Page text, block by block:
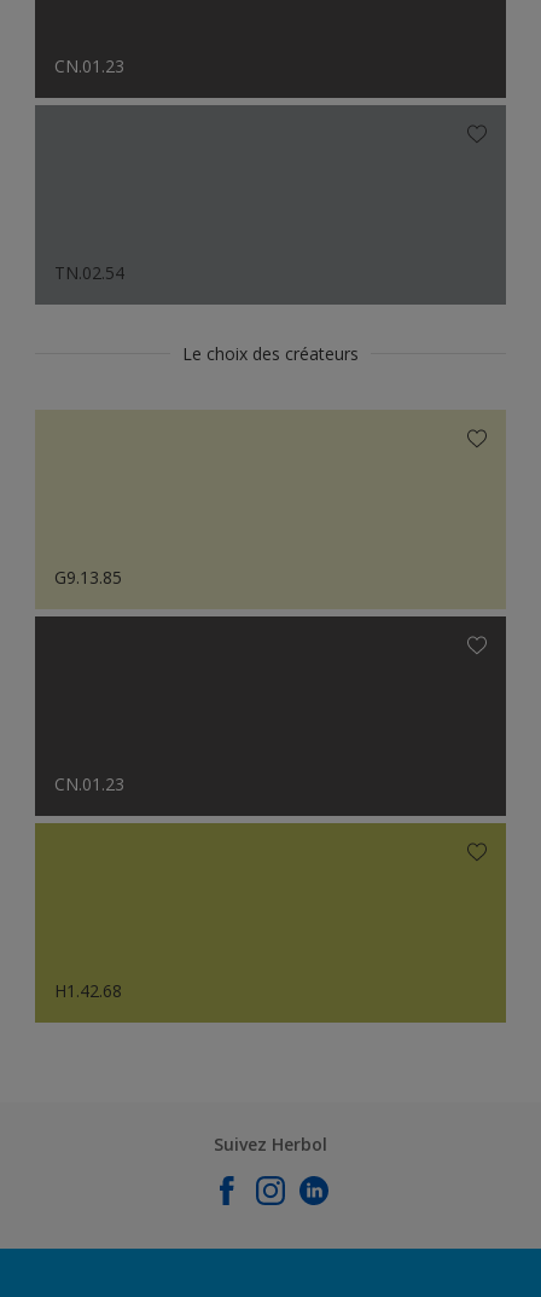
CN.01.23
TN.02.54
Le choix des créateurs
G9.13.85
CN.01.23
H1.42.68
Suivez Herbol